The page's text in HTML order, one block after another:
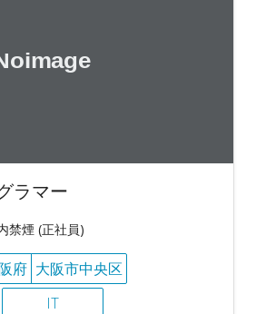
ラマー
禁煙 (正社員)
府 大阪市中央区
IT